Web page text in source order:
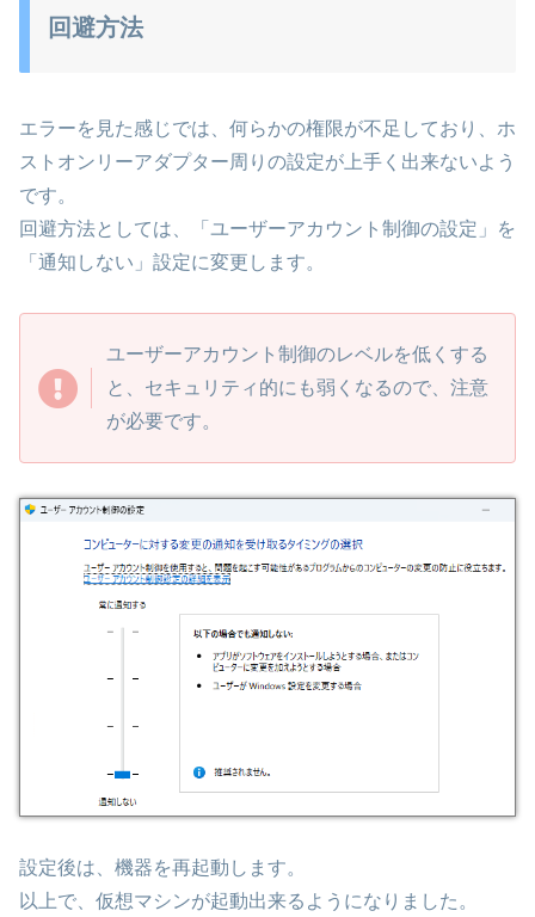
回避方法
エラーを見た感じでは、何らかの権限が不足しており、ホ
ストオンリーアダプター周りの設定が上手く出来ないよう
です。
回避方法としては、「ユーザーアカウント制御の設定」を
「通知しない」設定に変更します。
ユーザーアカウント制御のレベルを低くする
と、セキュリティ的にも弱くなるので、注意
が必要です。
設定後は、機器を再起動します。
以上で、仮想マシンが起動出来るようになりました。